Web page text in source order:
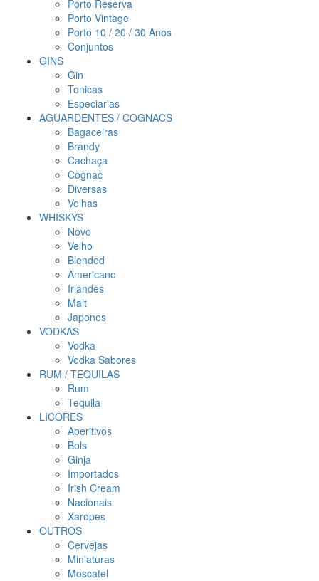
Porto Reserva
Porto Vintage
Porto 10 / 20 / 30 Anos
Conjuntos
GINS
Gin
Tonicas
Especiarias
AGUARDENTES / COGNACS
Bagaceiras
Brandy
Cachaça
Cognac
Diversas
Velhas
WHISKYS
Novo
Velho
Blended
Americano
Irlandes
Malt
Japones
VODKAS
Vodka
Vodka Sabores
RUM / TEQUILAS
Rum
Tequila
LICORES
Aperitivos
Bols
Ginja
Importados
Irish Cream
Nacionais
Xaropes
OUTROS
Cervejas
Miniaturas
Moscatel